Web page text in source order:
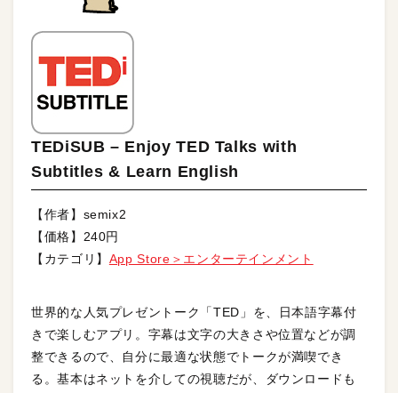
TEDiSUB – Enjoy TED Talks with
Subtitles & Learn English
【作者】semix2
【価格】240円
【カテゴリ】 App Store＞エンターテインメント
世界的な人気プレゼントーク「TED」を、日本語字幕付
きで楽しむアプリ。字幕は文字の大きさや位置などが調
整できるので、自分に最適な状態でトークが満喫でき
る。基本はネットを介しての視聴だが、ダウンロードも